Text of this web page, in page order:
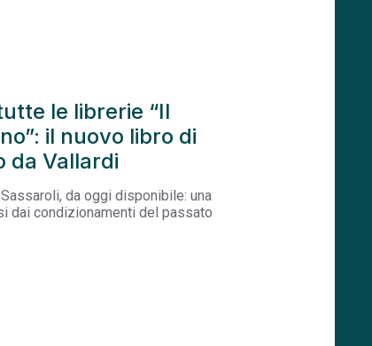
le librerie “Il
il nuovo libro di
da Vallardi
da oggi disponibile: una
dai condizionamenti del passato